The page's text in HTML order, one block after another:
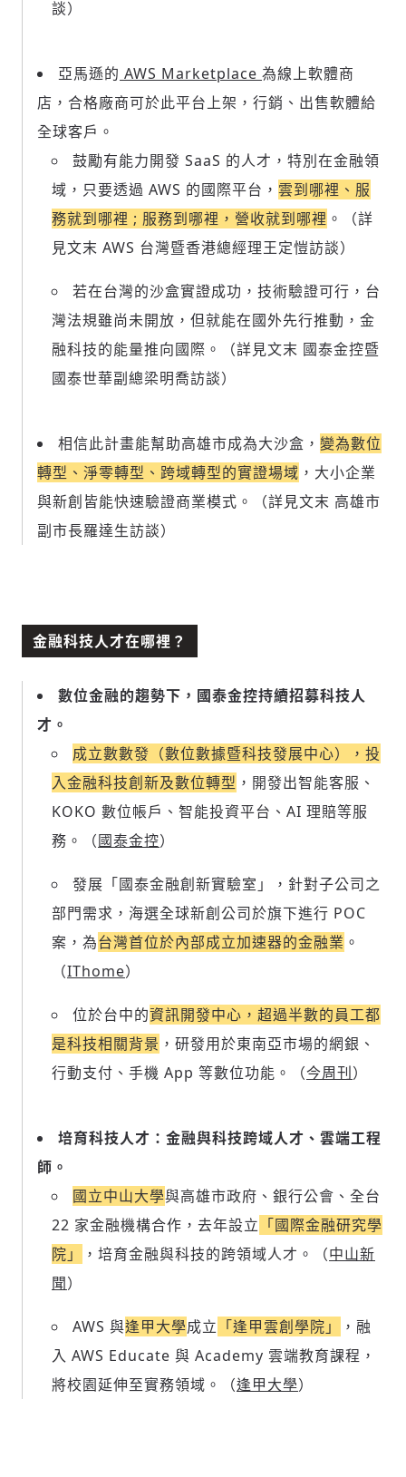
掌握國際政經脈動
參與下一波全球科技革命
驗證
談）
亞馬遜的 AWS Marketplace 為線上軟體商
店，合格廠商可於此平台上架，行銷、出售軟體給
全球客戶。
鼓勵有能力開發 SaaS 的人才，特別在金融領
域，只要透過 AWS 的國際平台， 雲到哪裡、服
務就到哪裡 ; 服務到哪裡，營收就到哪裡 。（詳
見文末 AWS 台灣暨香港總經理王定愷訪談）
若在台灣的沙盒實證成功，技術驗證可行，台
灣法規雖尚未開放，但就能在國外先行推動，金
融科技的能量推向國際。（詳見文末 國泰金控暨
國泰世華副總梁明喬訪談）
相信此計畫能幫助高雄市成為大沙盒， 變為數位
轉型、淨零轉型、跨域轉型的實證場域 ，大小企業
與新創皆能快速驗證商業模式。（詳見文末 高雄市
副市長羅達生訪談）
金融科技人才在哪裡？
數位金融的趨勢下，國泰金控持續招募科技人
才 。
成立數數發（數位數據暨科技發展中心），投
入金融科技創新及數位轉型 ，開發出智能客服、
KOKO 數位帳戶、智能投資平台、AI 理賠等服
務。（國泰金控）
發展「國泰金融創新實驗室」，針對子公司之
部門需求，海選全球新創公司於旗下進行 POC
案，為台灣首位於內部成立加速器的金融業 。
（IThome）
位於台中的資訊開發中心，超過半數的員工都
是科技相關背景 ，研發用於東南亞市場的網銀、
行動支付、手機 App 等數位功能。（今周刊）
培育科技人才：金融與科技跨域人才、雲端工程
師。
國立中山大學與高雄市政府、銀行公會、全台
22 家金融機構合作，去年設立 「國際金融研究學
院」
，培育金融與科技的跨領域人才。（中山新
聞）
AWS 與逢甲大學成立 「逢甲雲創學院」
，融
入 AWS Educate 與 Academy 雲端教育課程，
將校園延伸至實務領域。（逢甲大學）